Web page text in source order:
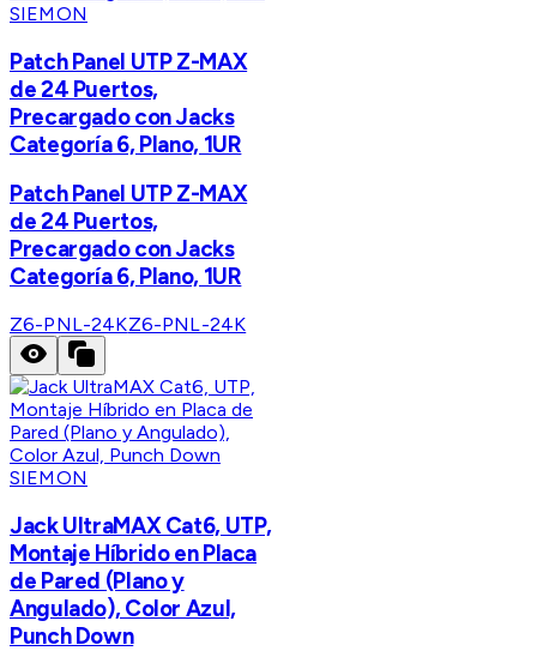
SIEMON
Patch Panel UTP Z-MAX
de 24 Puertos,
Precargado con Jacks
Categoría 6, Plano, 1UR
Patch Panel UTP Z-MAX
de 24 Puertos,
Precargado con Jacks
Categoría 6, Plano, 1UR
Z6-PNL-24KZ6-PNL-24K
SIEMON
Jack UltraMAX Cat6, UTP,
Montaje Híbrido en Placa
de Pared (Plano y
Angulado), Color Azul,
Punch Down